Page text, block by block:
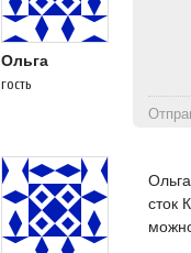
Ольга
гость
сток